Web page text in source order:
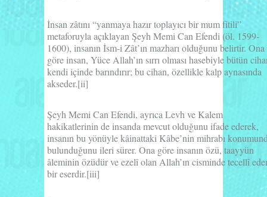
İnsan zâtını “yanmaya hazır toplayıcı bir mum fitili”
metaforuyla açıklayan Şeyh Memi Can Efendi (öl. 1599-
1600), insanın İsm-i Zât’ın mazharı olduğunu belirtir. Ona
göre insan, Yüce Allah’ın sırrı olması hasebiyle bütün
kendi içinde barındırır; bu cihan, özellikle kalp aynasında
akseder.[ii]
Şeyh Memi Can Efendi, ayrıca Levh ve Kalem
hakikatlerinin de insanda mevcut olduğunu ifade ederek,
insanın bu yönüyle kâinattaki Kâbe’nin mihrabı
bulunduğunu ileri sürer. Ona göre insanın özü, taayyün
âleminin özüdür ve ezelî olan Allah’ın cisminde tecellî
bir eserdir.[iii]